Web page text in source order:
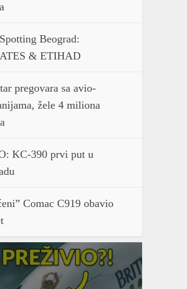
Beograd:
& ETIHAD
pregovara sa avio-
žele 4 miliona
KC-390 prvi put u
Comac C919 obavio